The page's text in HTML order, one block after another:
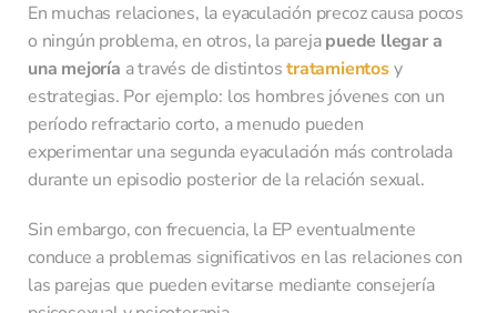
En muchas relaciones, la eyaculación precoz causa pocos
o ningún problema, en otros, la parejapuede llegar a
una mejoría a través de distintostratamientosy
estrategias. Por ejemplo: los hombres jóvenes con un
período refractario corto, a menudo pueden
experimentar una segunda eyaculación más controlada
durante un episodio posterior de la relación sexual.
Sin embargo, con frecuencia, la EP eventualmente
conduce a problemas significativos en las relaciones con
las parejas que pueden evitarse mediante consejería